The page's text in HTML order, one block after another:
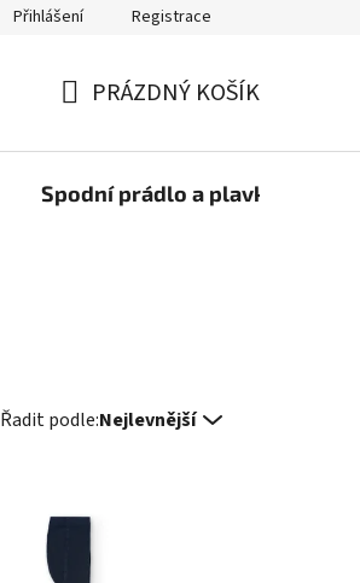
Přihlášení Registrace
KOŠÍK
PRÁZDNÝ KOŠÍK
Spodní prádlo a plavky
Řadit podle:Nejlevnější